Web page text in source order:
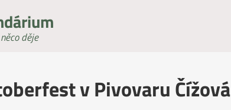
děje
v Pivovaru Čížová